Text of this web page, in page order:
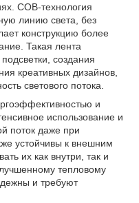
COB-технология
линию света, без
конструкцию более
Такая лента
создания
креативных дизайнов,
светового потока.
и
использование и
поток даже при
устойчивы к внешним
их как внутри, так и
тепловому
и требуют